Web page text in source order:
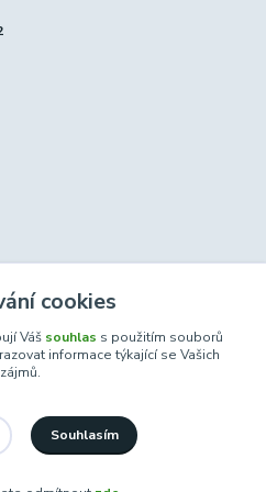
cookies
Váš souhlas s použitím souborů
informace týkající se Vašich
zájmů.
Souhlasím